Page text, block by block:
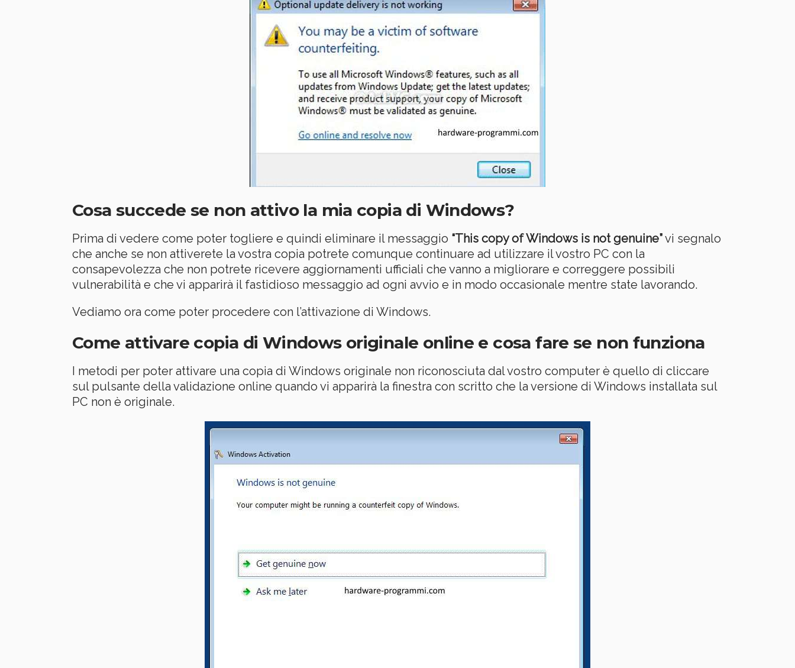
Cosa succede se non attivo la mia copia di Windows?
Prima di vedere come poter togliere e quindi eliminare il messaggio “This copy of Windows is not genuine”vi segnalo
che anche se non attiverete la vostra copia potrete comunque continuare ad utilizzare il vostro PC con la
consapevolezza che non potrete ricevere aggiornamenti ufficiali che vanno a migliorare e correggere possibili
vulnerabilità e che vi apparirà il fastidioso messaggio ad ogni avvio e in modo occasionale mentre state lavorando.
Vediamo ora come poter procedere con l’attivazione di Windows.
Come attivare copia di Windows originale online e cosa fare se non funziona
I metodi per poter attivare una copia di Windows originale non riconosciuta dal vostro computer è quello di cliccare
sul pulsante della validazione online quando vi apparirà la finestra con scritto che la versione di Windows installata sul
PC non è originale.